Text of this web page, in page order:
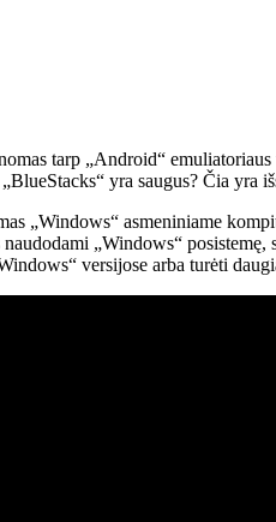
tarp „Android“
yra saugus? Čia yra
„Windows“ asmeniniame
„Windows“
versijose arba turėti